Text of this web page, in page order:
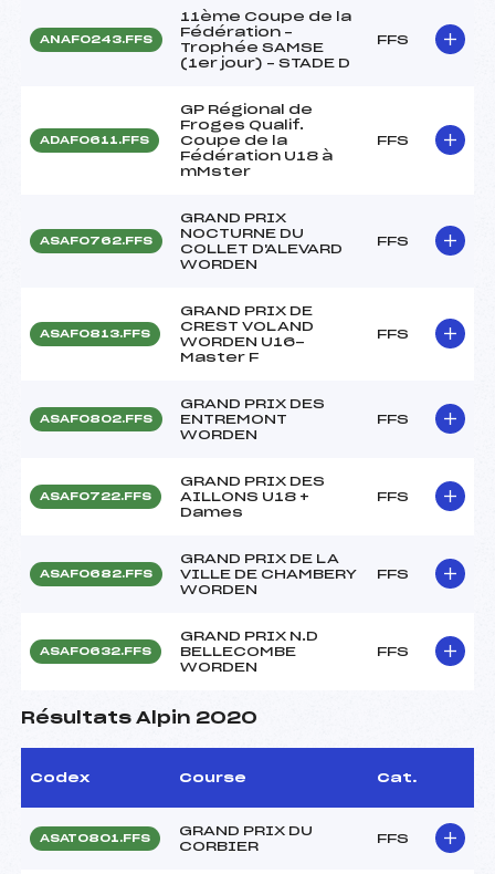
ANAF0243.FFS
11ème Coupe de la
Fédération –
Trophée SAMSE
(1er jour) – STADE D
FFS
ADAF0611.FFS
GP Régional de
Froges Qualif.
Coupe de la
Fédération U18 à
mMster
FFS
ASAF0762.FFS
GRAND PRIX
NOCTURNE DU
COLLET D'ALEVARD
WORDEN
FFS
ASAF0813.FFS
GRAND PRIX DE
CREST VOLAND
WORDEN U16-
Master F
FFS
ASAF0802.FFS
GRAND PRIX DES
ENTREMONT
WORDEN
FFS
ASAF0722.FFS
GRAND PRIX DES
AILLONS U18 +
Dames
FFS
ASAF0682.FFS
GRAND PRIX DE LA
VILLE DE CHAMBERY
WORDEN
FFS
ASAF0632.FFS
GRAND PRIX N.D
BELLECOMBE
WORDEN
FFS
Résultats Alpin 2020
Codex Course Cat.
ASAT0801.FFS
GRAND PRIX DU
CORBIER
FFS